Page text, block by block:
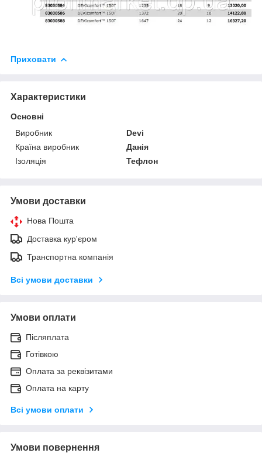
Приховати
Характеристики
Основні
Виробник
Devi
Країна виробник
Данія
Ізоляція
Тефлон
Умови доставки
Нова Пошта
Доставка кур'єром
Транспортна компанія
Всі умови доставки
Умови оплати
Післяплата
Готівкою
Оплата за реквізитами
Оплата на карту
Всі умови оплати
Умови повернення